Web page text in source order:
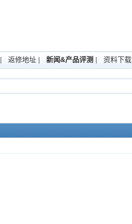
| 返修地址 | 新闻&产品评测 | 资料下载